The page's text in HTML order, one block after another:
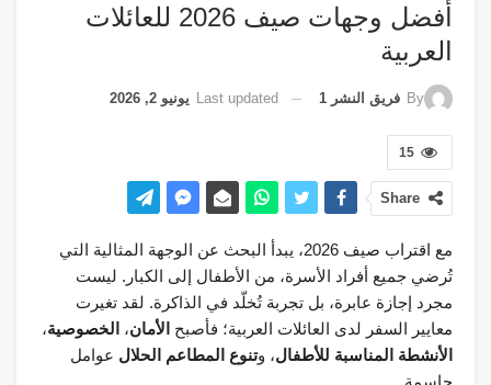
أفضل وجهات صيف 2026 للعائلات
العربية
By فريق النشر 1 Last updated يونيو 2, 2026
15
Share
مع اقتراب صيف 2026، يبدأ البحث عن الوجهة المثالية التي
تُرضي جميع أفراد الأسرة، من الأطفال إلى الكبار. ليست
مجرد إجازة عابرة، بل تجربة تُخلّد في الذاكرة. لقد تغيرت
معايير السفر لدى العائلات العربية؛ فأصبح الأمان، الخصوصية،
الأنشطة المناسبة للأطفال، وتنوع المطاعم الحلال عوامل